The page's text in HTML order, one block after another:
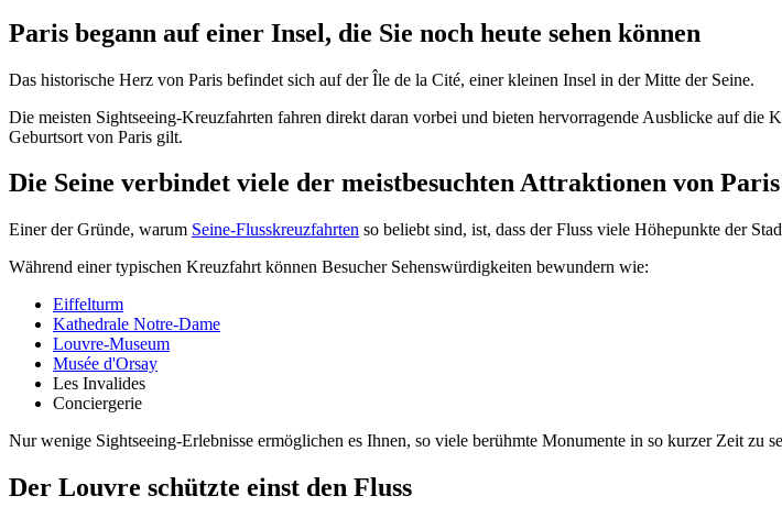
Paris begann auf einer Insel, die Sie noch heute sehen können
Das historische Herz von Paris befindet sich auf der Île de la Cité, einer kleinen Insel in der Mitte der Seine.
Die meisten Sightseeing-Kreuzfahrten fahren direkt daran vorbei und bieten hervorragende Ausblicke auf die
Geburtsort von Paris gilt.
Die Seine verbindet viele der meistbesuchten Attraktionen von Paris
Einer der Gründe, warum Seine-Flusskreuzfahrten so beliebt sind, ist, dass der Fluss viele Höhepunkte der
Während einer typischen Kreuzfahrt können Besucher Sehenswürdigkeiten bewundern wie:
Eiffelturm
Kathedrale Notre-Dame
Louvre-Museum
Musée d'Orsay
Les Invalides
Conciergerie
Nur wenige Sightseeing-Erlebnisse ermöglichen es Ihnen, so viele berühmte Monumente in so kurzer Zeit zu
Der Louvre schützte einst den Fluss